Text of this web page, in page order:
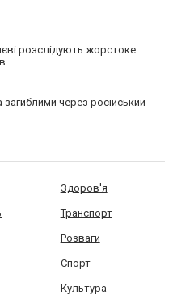
розслідують жорстоке
через російський
Здоров'я
Транспорт
Розваги
Спорт
Культура